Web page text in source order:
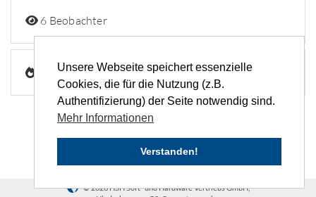
Unsere Webseite speichert essenzielle
Cookies, die für die Nutzung (z.B.
Authentifizierung) der Seite notwendig sind.
Mehr Informationen
Verstanden!
6 Beobachter
229 Aufrufe
© 2026 HSH Soft- und Hardware Vertriebs GmbH,